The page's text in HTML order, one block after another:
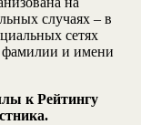
случаях – в
сетях
фамилии и имени
к Рейтингу